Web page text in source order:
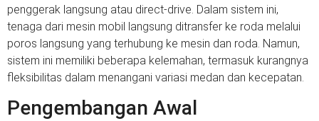
penggerak langsung atau direct-drive. Dalam sistem ini,
tenaga dari mesin mobil langsung ditransfer ke roda melalui
poros langsung yang terhubung ke mesin dan roda. Namun,
sistem ini memiliki beberapa kelemahan, termasuk kurangnya
fleksibilitas dalam menangani variasi medan dan kecepatan.
Pengembangan Awal